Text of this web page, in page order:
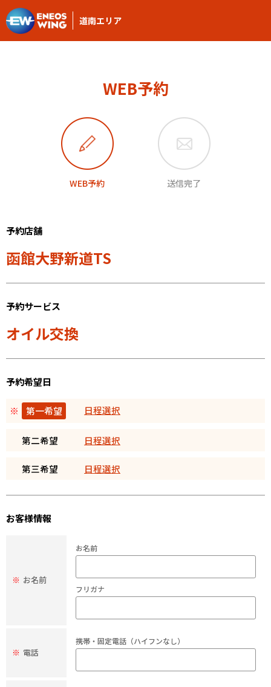
道南エリア
WEB予約
WEB予約 送信完了
予約店舗
函館大野新道TS
予約サービス
オイル交換
予約希望日
※ 第一希望 日程選択
第二希望 日程選択
第三希望 日程選択
お客様情報
※ お名前
お名前
フリガナ
※ 電話
携帯・固定電話（ハイフンなし）